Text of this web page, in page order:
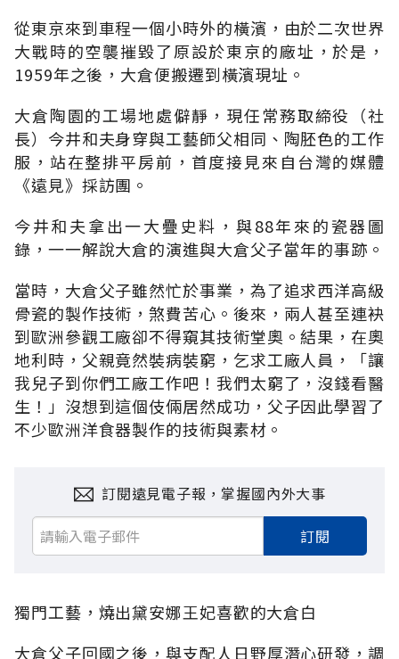
從東京來到車程一個小時外的橫濱，由於二次世界
大戰時的空襲摧毀了原設於東京的廠址，於是，
1959年之後，大倉便搬遷到橫濱現址。
大倉陶園的工場地處僻靜，現任常務取締役（社
長）今井和夫身穿與工藝師父相同、陶胚色的工作
服，站在整排平房前，首度接見來自台灣的媒體
《遠見》採訪團。
今井和夫拿出一大疊史料，與88年來的瓷器圖
錄，一一解說大倉的演進與大倉父子當年的事跡。
當時，大倉父子雖然忙於事業，為了追求西洋高級
骨瓷的製作技術，煞費苦心。後來，兩人甚至連袂
到歐洲參觀工廠卻不得窺其技術堂奧。結果，在奧
地利時，父親竟然裝病裝窮，乞求工廠人員，「讓
我兒子到你們工廠工作吧！我們太窮了，沒錢看醫
生！」沒想到這個伎倆居然成功，父子因此學習了
不少歐洲洋食器製作的技術與素材。
訂閱遠見電子報，掌握國內外大事
訂閱
獨門工藝，燒出黛安娜王妃喜歡的大倉白
大倉父子回國之後，與支配人日野厚潛心研發，調